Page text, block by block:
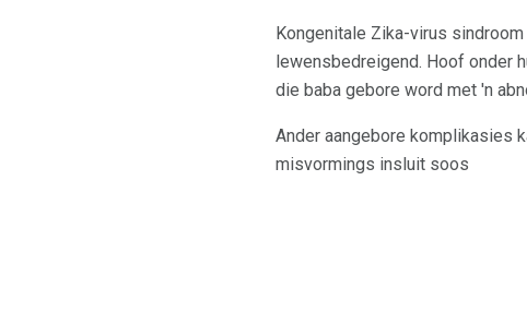
Kongenitale Zika-virus
lewensbedreigend. Hoof onder
die baba gebore word met 'n
Ander aangebore komplikasies
misvormings insluit soos